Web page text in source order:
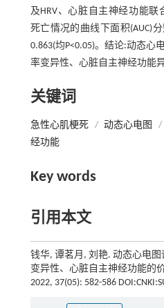
及HRV、心脏自主神经功能联
死亡情况的曲线下面积(AUC)
0.863(均P<0.05)。结论:动态心
率变异性、心脏自主神经功能
关键词
急性心肌梗死 / 动态心电图 /
经功能
Key words
引用本文
钱华, 谭茗月, 刘艳. 动态心电
变异性、心脏自主神经功能的
2022, 37(05): 582-586